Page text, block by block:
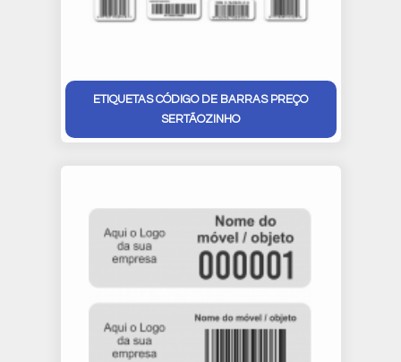
ETIQUETAS CÓDIGO DE BARRAS PREÇO
SERTÃOZINHO